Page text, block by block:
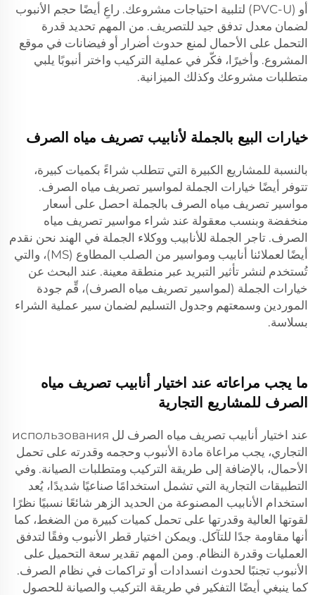
أو (PVC-U) لتلبية احتياجات مشروعك. راعِ أيضًا حجم الأنبوب
لضمان معدل تدفق جيد للتصريف. من المهم تحديد قدرة
التحمل على الأحمال لمنع حدوث أضرار أو فيضانات في موقع
المشروع. وأخيرًا، فكّر في عملية التركيب واختر أنبوبًا يلبي
متطلبات مشروعك وكذلك الميزانية.
خيارات البيع بالجملة لأنابيب تصريف مياه الصرف
بالنسبة للمشاريع الكبيرة التي تتطلب شراءً بكميات كبيرة،
تتوفر أيضًا خيارات الجملة لمواسير تصريف مياه الصرف.
مواسير تصريف مياه الصرف بالجملة احصل على أسعار
منخفضة وبنسب معقولة عند شراء مواسير تصريف مياه
الصرف. تاجر الجملة للأنابيب ووكلاء الجملة في الهند نحن نقدم
أيضًا لعملائنا أنابيب ومواسير من الصلب المطاوع (MS)، والتي
تُستخدم لنشر تأثير التبريد عبر منطقة معينة. عند البحث عن
خيارات الجملة (لمواسير تصريف مياه الصرف)، قِّم جودة
الموردين وسمعتهم وجدول التسليم لضمان سير عملية الشراء
بسلاسة.
ما يجب مراعاته عند اختيار أنابيب تصريف مياه
الصرف للمشاريع التجارية
عند اختيار أنابيب تصريف مياه الصرف لل использования
التجاري، يجب مراعاة مادة الأنبوب وحجمه وقدرته على تحمل
الأحمال، بالإضافة إلى طريقة التركيب ومتطلبات الصيانة. وفي
التطبيقات التجارية التي تشمل استخدامًا صناعيًا شديدًا، يُعد
استخدام الأنابيب المصنوعة من الحديد الزهر شائعًا نسبيًا نظرًا
لقوتها العالية وقدرتها على تحمل كميات كبيرة من الضغط، كما
أنها مقاومة جدًا للتآكل. ويمكن اختيار قطر الأنبوب وفقًا لتدفق
العمليات وقدرة النظام. ومن المهم تقدير سعة التحميل على
الأنبوب تجنبًا لحدوث انسدادات أو تراكمات في نظام الصرف.
كما ينبغي أيضًا التفكير في طريقة التركيب والصيانة للحصول